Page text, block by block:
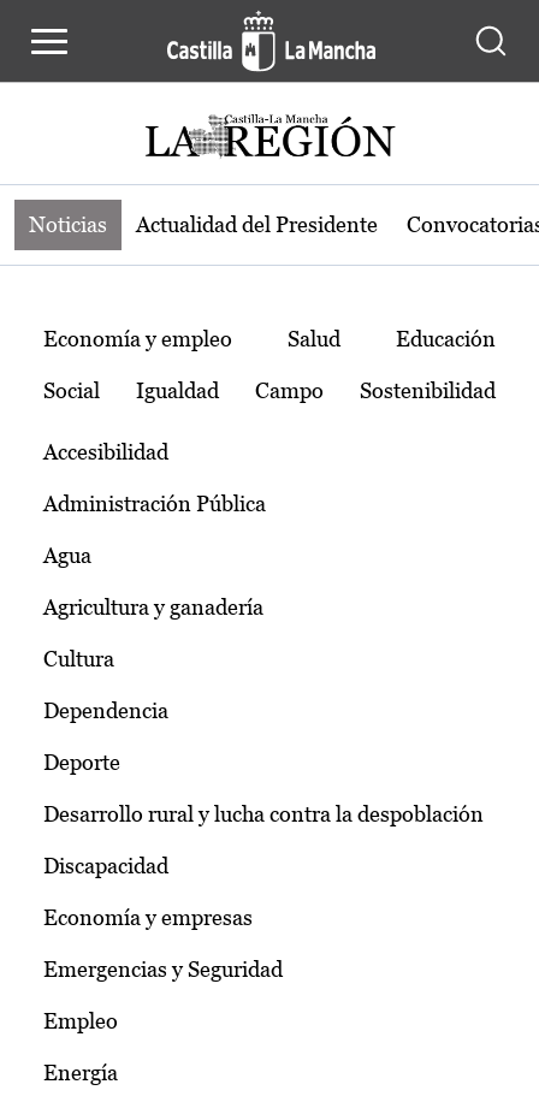
Noticias de la región de Castilla-La
Noticias Actualidad del Presidente
Temas
Economía y empleo Salud Educación
Social Igualdad Campo Sostenibilidad
Accesibilidad
Administración Pública
Agua
Agricultura y ganadería
Cultura
Dependencia
Deporte
Desarrollo rural y lucha contra la despoblación
Discapacidad
Economía y empresas
Emergencias y Seguridad
Empleo
Energía